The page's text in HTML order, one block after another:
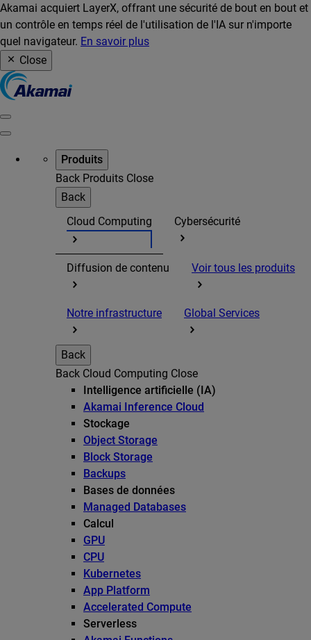
Akamai acquiert LayerX, offrant une sécurité de bout en bout et
un contrôle en temps réel de l'utilisation de l'IA sur n'importe
quel navigateur. En savoir plus
Close
Produits
Back Produits Close
Back
Cloud Computing
Cybersécurité
Diffusion de contenu Voir tous les produits
Notre infrastructure Global Services
Back
Back Cloud Computing Close
Intelligence artificielle (IA)
Akamai Inference Cloud
Stockage
Object Storage
Block Storage
Backups
Bases de données
Managed Databases
Calcul
GPU
CPU
Kubernetes
App Platform
Accelerated Compute
Serverless